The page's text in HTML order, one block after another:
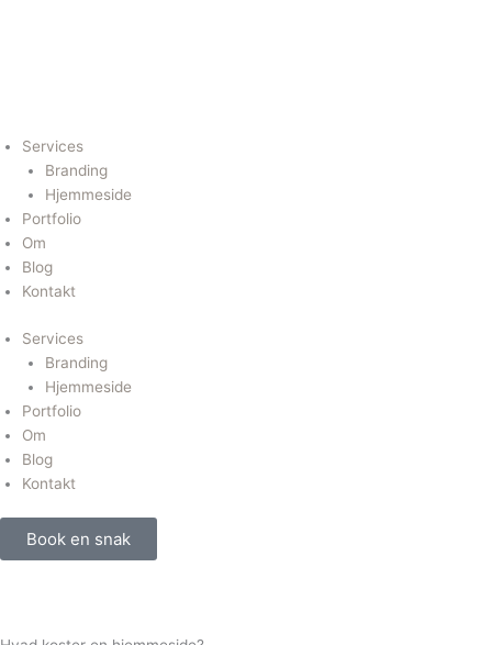
s
t
a
g
r
a
m
o
n
i
e
Services
Branding
Hjemmeside
Portfolio
Om
Blog
Kontakt
Services
Branding
Hjemmeside
Portfolio
Om
Blog
Kontakt
Book en snak